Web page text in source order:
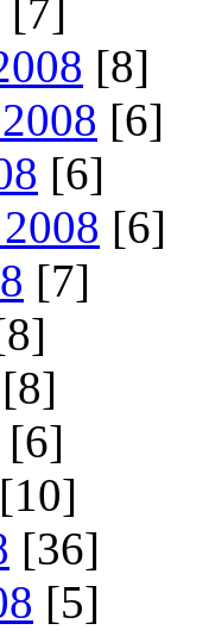
[7]
[8]
[6]
[6]
[6]
[7]
[8]
[6]
[10]
[36]
[5]